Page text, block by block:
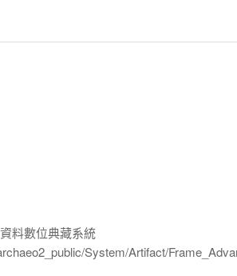
料數位典藏系統
System/Artifact/